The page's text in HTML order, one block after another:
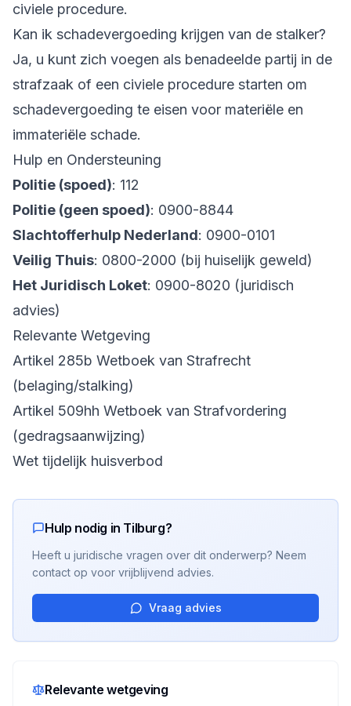
civiele procedure.
Kan ik schadevergoeding krijgen van de stalker?
Ja, u kunt zich voegen als benadeelde partij in de
strafzaak of een civiele procedure starten om
schadevergoeding te eisen voor materiële en
immateriële schade.
Hulp en Ondersteuning
Politie (spoed): 112
Politie (geen spoed): 0900-8844
Slachtofferhulp Nederland: 0900-0101
Veilig Thuis: 0800-2000 (bij huiselijk geweld)
Het Juridisch Loket: 0900-8020 (juridisch
advies)
Relevante Wetgeving
Artikel 285b Wetboek van Strafrecht
(belaging/stalking)
Artikel 509hh Wetboek van Strafvordering
(gedragsaanwijzing)
Wet tijdelijk huisverbod
Hulp nodig in Tilburg?
Heeft u juridische vragen over dit onderwerp? Neem
contact op voor vrijblijvend advies.
Vraag advies
Relevante wetgeving